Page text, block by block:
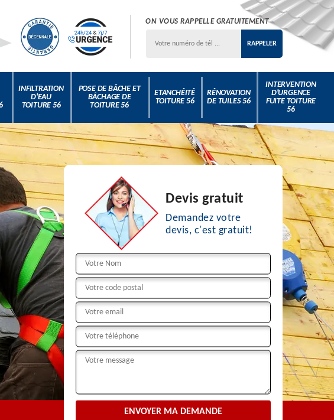
ON VOUS RAPPELLE GRATUITEMENT
INFILTRATION
D'EAU
TOITURE 56
POSE DE BÂCHE ET
BÂCHAGE DE
TOITURE 56
ETANCHÉITÉ
TOITURE 56
RÉNOVATION
DE TUILES 56
INTERVENTION
D'URGENCE
FUITE TOITURE
56
Devis gratuit
Demandez votre
devis, c'est gratuit!